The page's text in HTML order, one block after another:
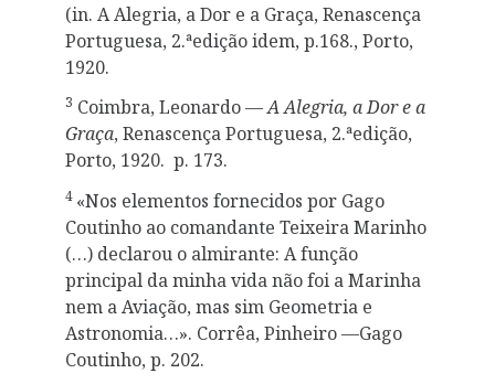
(in. A Alegria, a Dor e a Graça, Renascença
Portuguesa, 2.ªedição idem, p.168., Porto,
1920.
3 Coimbra, Leonardo —A Alegria, a Dor e a
Graça, Renascença Portuguesa, 2.ªedição,
Porto, 1920. p. 173.
4 «Nos elementos fornecidos por Gago
Coutinho ao comandante Teixeira Marinho
(…) declarou o almirante: A função
principal da minha vida não foi a Marinha
nem a Aviação, mas sim Geometria e
Astronomia…». Corrêa, Pinheiro —Gago
Coutinho, p. 202.